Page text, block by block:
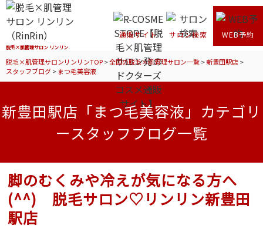
脱毛×肌管理サロン リンリン
通販サイト サロン検索 WEB予約
脱毛×肌管理サロンリンリンTOP>全国の脱毛×肌管理サロン一覧>新豊田駅店>
スタッフブログ>まつ毛美容液
新豊田駅店「まつ毛美容液」カテゴリ
ースタッフブログ一覧
脚のむくみや冷えが気になる方へ
(^^) 脱毛サロン♡リンリン新豊田
駅店